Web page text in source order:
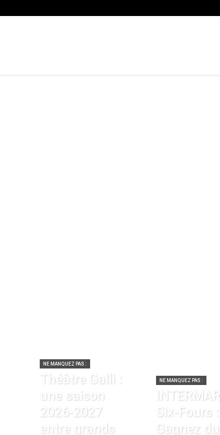
NE MANQUEZ PAS :
Théâtre Galli :
une saison
2026-2027
entre grands
NE MANQUEZ PAS :
Six-Fours :
Gagnez du